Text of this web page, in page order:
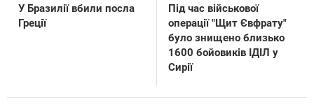
У Бразилії вбили посла
Греції
Під час військової
операції "Щит Євфрату"
було знищено близько
1600 бойовиків ІДІЛ у
Сирії